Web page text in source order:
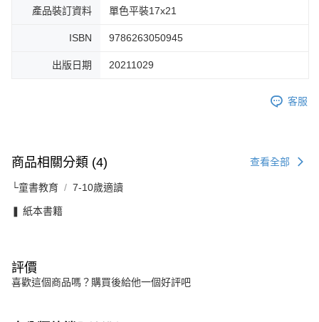
產品裝訂資料 單色平裝17x21
ISBN 9786263050945
出版日期 20211029
客服
商品相關分類 (4) 查看全部
└童書教育 7-10歲適讀
❚ 紙本書籍
評價
喜歡這個商品嗎？購買後給他一個好評吧